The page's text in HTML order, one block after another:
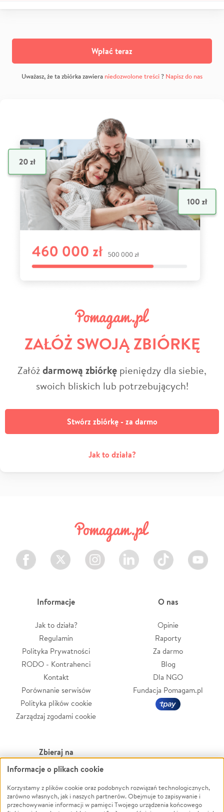
Wpłać teraz
Uważasz, że ta zbiórka zawiera niedozwolone treści? Napisz do nas
ZAŁÓŻ SWOJĄ ZBIÓRKĘ
Załóżdarmową zbiórkę pieniędzy dla siebie,
swoich bliskich lub potrzebujących!
Stwórz zbiórkę - za darmo
Jak to działa?
Facebook Twitter Instagram LinkedIn TikTok Youtube
Informacje
Jak to działa?
Regulamin
Polityka Prywatności
RODO - Kontrahenci
Kontakt
Porównanie serwisów
Polityka plików cookie
Zarządzaj zgodami cookie
O nas
Opinie
Raporty
Za darmo
Blog
Dla NGO
Fundacja Pomagam.pl
Zbieraj na
Leczenie
Zwierzęta
Pożar
Powódź
Wichura
Informacje o plikach cookie
Korzystamy z plików cookie oraz podobnych rozwiązań technologicznych,
zarówno własnych, jak i naszych partnerów. Obejmuje to zapisywanie i
przechowywanie informacji w pamięci Twojego urządzenia końcowego